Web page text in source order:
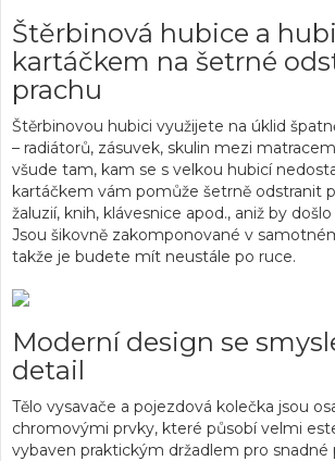
Štěrbinová hubice a
kartáčkem na šetrné
prachu
Štěrbinovou hubici využijete na úklid
– radiátorů, zásuvek, skulin mezi
všude tam, kam se s velkou hubicí
kartáčkem vám pomůže šetrně odstranit
žaluzií, knih, klávesnice apod., aniž by
Jsou šikovně zakomponované v
takže je budete mít neustále po ruce.
Moderní design se
detail
Tělo vysavače a pojezdová kolečka jsou
chromovými prvky, které působí velmi
vybaven praktickým držadlem pro snadné